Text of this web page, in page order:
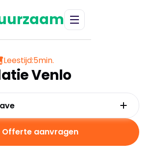
Leestijd:5min.
Venlo
voor vloerisolatie in Venlo?
Offerte aanvragen